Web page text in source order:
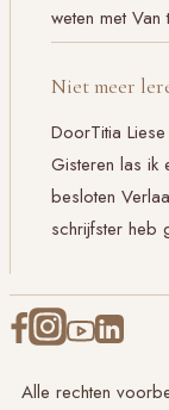
weten met
Niet meer
DoorTitia Liese
Gisteren las
besloten
schrijfster
Alle rechten